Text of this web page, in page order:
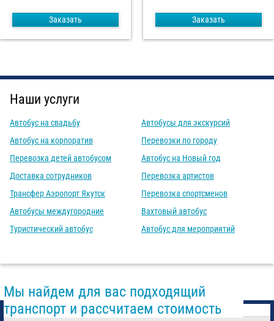
Заказать Заказать
Наши услуги
Автобус на свадьбу
Автобус на корпоратив
Перевозка детей автобусом
Доставка сотрудников
Трансфер Аэропорт Якутск
Автобусы междугородние
Туристический автобус
Автобусы для экскурсий
Перевозки по городу
Автобус на Новый год
Перевозка артистов
Перевозка спортсменов
Вахтовый автобус
Автобус для мероприятий
Мы найдем для вас подходящий
транспорт и рассчитаем стоимость